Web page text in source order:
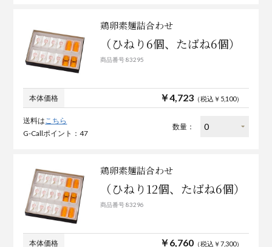
鶏卵素麺詰合わせ
（ひねり6個、たばね6個）
商品番号 83295
本体価格 ￥4,723（税込￥5,100）
送料は こちら
G-Callポイント：47
数量：
鶏卵素麺詰合わせ
（ひねり12個、たばね6個）
商品番号 83296
本体価格 ￥6,760（税込￥7,300）